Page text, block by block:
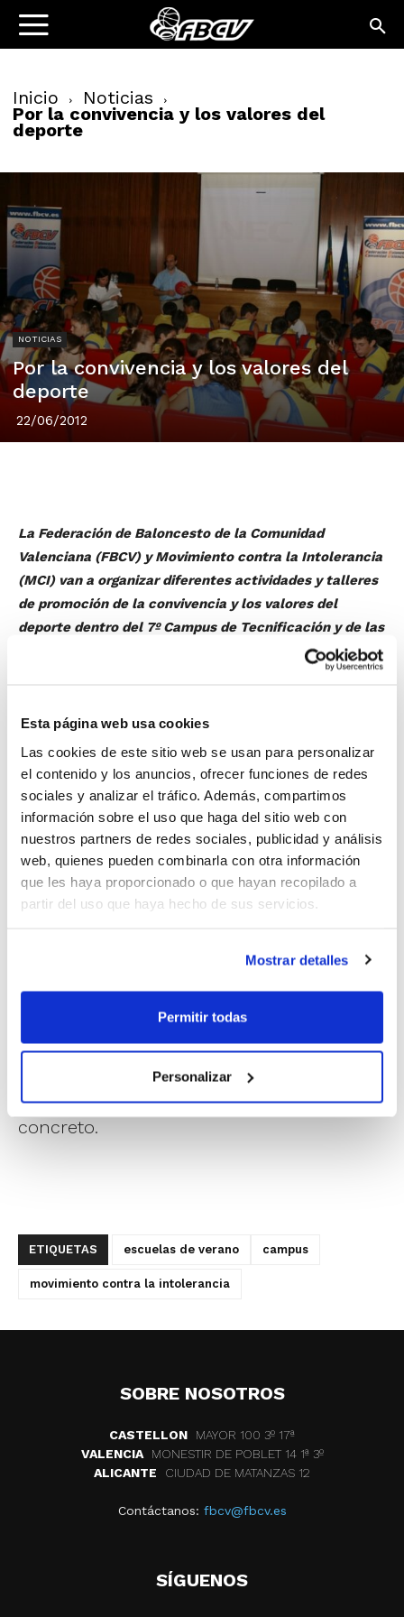
Esta página web usa cookies
Las cookies de este sitio web se usan para personalizar
el contenido y los anuncios, ofrecer funciones de redes
sociales y analizar el tráfico. Además, compartimos
información sobre el uso que haga del sitio web con
nuestros partners de redes sociales, publicidad y análisis
web, quienes pueden combinarla con otra información
que les haya proporcionado o que hayan recopilado a
partir del uso que haya hecho de sus servicios.
Mostrar detalles
Permitir todas
Personalizar
Inicio Noticias
Por la convivencia y los valores del
deporte
NOTICIAS
Por la convivencia y los valores del
deporte
22/06/2012
La Federación de Baloncesto de la Comunidad
Valenciana (FBCV) y Movimiento contra la Intolerancia
(MCI) van a organizar diferentes actividades y talleres
de promoción de la convivencia y los valores del
deporte dentro del 7º Campus de Tecnificación y de las
Ésta es la primera vez que MCI y FBCV colaboran
acciones que trabajen sobre los jóvenes los
solidaridad, tolerancia, cooperación, respeto y
amistad, presentes también en el ámbito del deporte,
junto con una importante labor de prevención del
racismo, la xenofobia, y diferentes formas de
intolerancia y violencia, con la intención de continuar
en esta misma línea en el futuro.
Una de las actividades principales que se
mundo del deporte y del baloncesto, en
concreto.
ETIQUETAS escuelas de verano campus
movimiento contra la intolerancia
SOBRE NOSOTROS
CASTELLON
MAYOR 100 3º 17ª
VALENCIA
MONESTIR DE POBLET 14 1ª 3º
ALICANTE
CIUDAD DE MATANZAS 12
Contáctanos: fbcv@fbcv.es
SÍGUENOS